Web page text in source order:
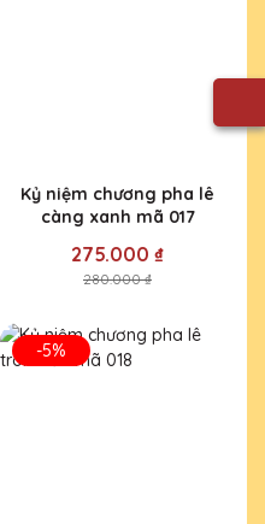
Kỷ niệm chương pha lê
càng xanh mã 017
275.000 ₫
280.000 ₫
-5%